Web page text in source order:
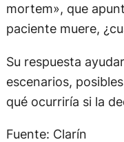
mortem», que
paciente muere,
Su respuesta
escenarios,
qué ocurriría si la
Fuente: Clarín